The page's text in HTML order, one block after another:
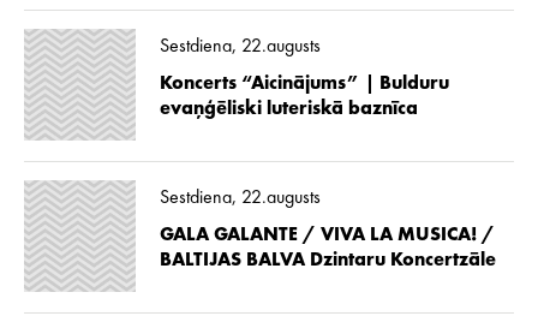
Sestdiena, 22.augusts
Koncerts “Aicinājums” | Bulduru
evaņģēliski luteriskā baznīca
Sestdiena, 22.augusts
GALA GALANTE / VIVA LA MUSICA! /
BALTIJAS BALVA Dzintaru Koncertzāle